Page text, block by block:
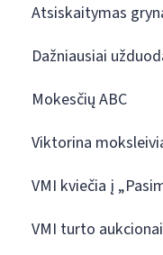
Atsiskaitymas
Dažniausiai
Mokesčių ABC
Viktorina
VMI kviečia į
VMI turto aukcionai